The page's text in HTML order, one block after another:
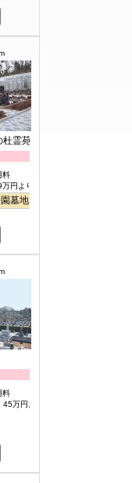
霊苑
料
円より
墓地
料
万円より